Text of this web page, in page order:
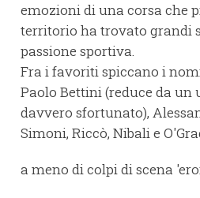
emozioni di una corsa che
territorio ha trovato grandi
passione sportiva.
Fra i favoriti spiccano i
Paolo Bettini (reduce da
davvero sfortunato),
Simoni, Riccò, Nibali e
a meno di colpi di scena